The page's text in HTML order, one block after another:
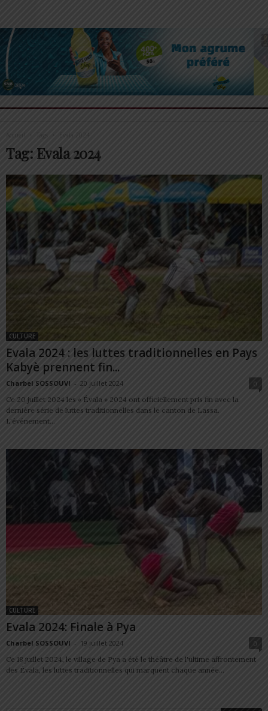
Tags Evala 2024
Tag: Evala 2024
CULTURE
Evala 2024 : les luttes traditionnelles en Pays
Kabyè prennent fin...
Charbel SOSSOUVI - 20 juillet 2024
0
Ce 20 juillet 2024 les « Évala » 2024 ont officiellement pris fin avec la
dernière série de luttes traditionnelles dans le canton de Lassa.
L'événement...
CULTURE
Evala 2024: Finale à Pya
Charbel SOSSOUVI - 19 juillet 2024
0
Ce 18 juillet 2024, le village de Pya a été le théâtre de l'ultime affrontement
des Évala, les luttes traditionnelles qui marquent chaque année...